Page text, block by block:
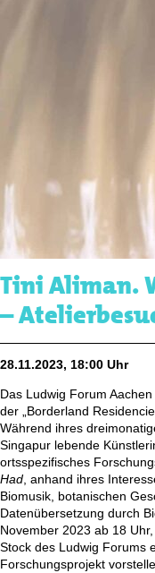
Tini Aliman.
–
28.11.2023, 18:00 Uhr
Das Ludwig Forum
der „Borderland
Während ihres
Singapur lebende
ortsspezifisches
Had , anhand ihres
Biomusik, botanischen
Datenübersetzung durch
November 2023 ab 18
Stock des Ludwig Forums
Forschungsprojekt